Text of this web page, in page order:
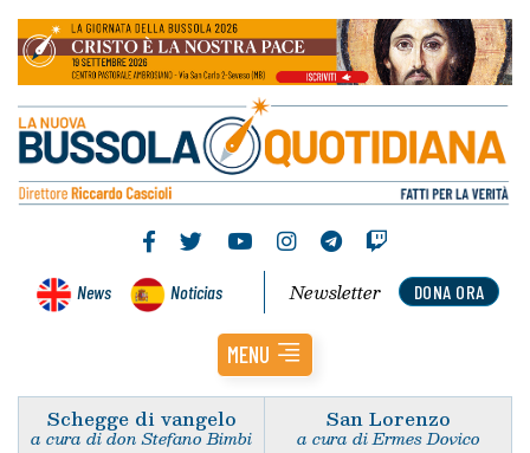
News Noticias DONA ORA
Newsletter
MENU
Schegge di vangelo
a cura di don Stefano Bimbi
San Lorenzo
a cura di Ermes Dovico